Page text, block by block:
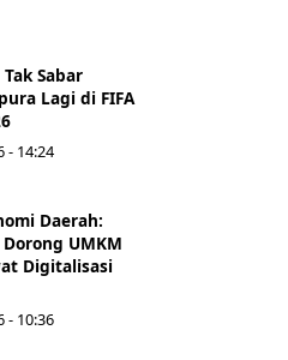
Sabar
Lagi di FIFA
- 14:24
Daerah:
UMKM
Digitalisasi
- 10:36